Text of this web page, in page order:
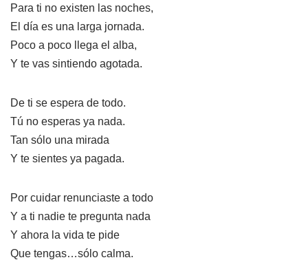
Para ti no existen las noches,
El día es una larga jornada.
Poco a poco llega el alba,
Y te vas sintiendo agotada.
De ti se espera de todo.
Tú no esperas ya nada.
Tan sólo una mirada
Y te sientes ya pagada.
Por cuidar renunciaste a todo
Y a ti nadie te pregunta nada
Y ahora la vida te pide
Que tengas…sólo calma.